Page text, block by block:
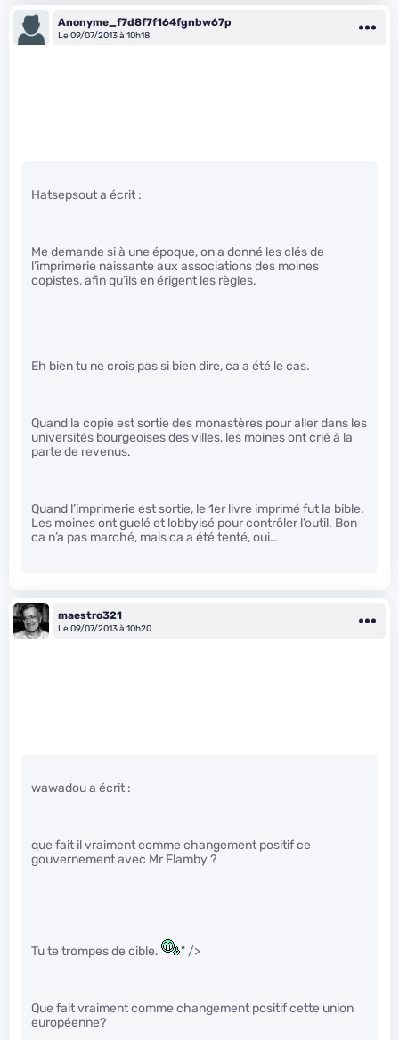
Anonyme_f7d8f7f164fgnbw67p
Le 09/07/2013 à 10h18
Hatsepsout a écrit :
Me demande si à une époque, on a donné les clés de
l’imprimerie naissante aux associations des moines
copistes, afin qu’ils en érigent les règles.
Eh bien tu ne crois pas si bien dire, ca a été le cas.
Quand la copie est sortie des monastères pour aller dans les
universités bourgeoises des villes, les moines ont crié à la
parte de revenus.
Quand l’imprimerie est sortie, le 1er livre imprimé fut la bible.
Les moines ont guelé et lobbyisé pour contrôler l’outil. Bon
ca n’a pas marché, mais ca a été tenté, oui…
maestro321
Le 09/07/2013 à 10h20
wawadou a écrit :
que fait il vraiment comme changement positif ce
gouvernement avec Mr Flamby ?
Tu te trompes de cible. " />
Que fait vraiment comme changement positif cette union
européenne?